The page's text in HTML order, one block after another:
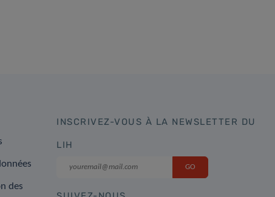
des
INSCRIVEZ-VOUS À LA NEWSLETTER DU
LIH